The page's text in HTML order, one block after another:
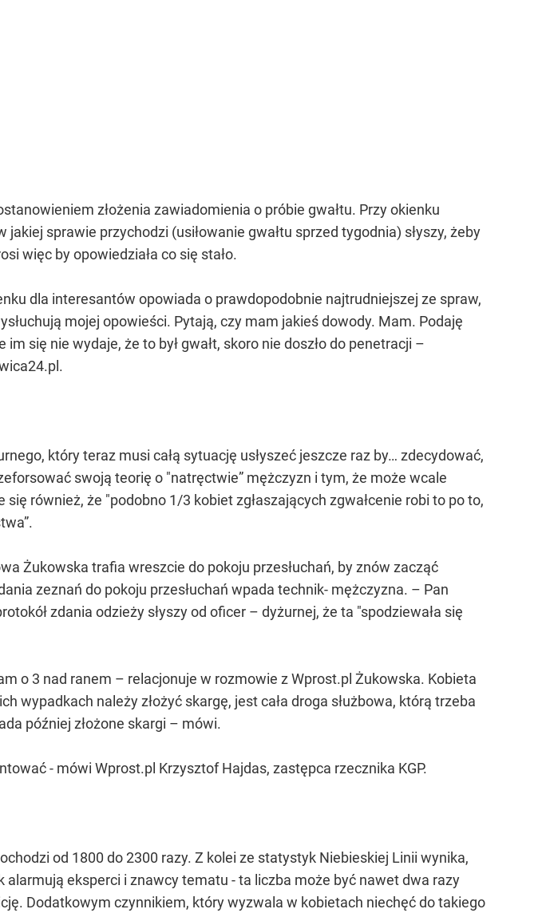
złożenia zawiadomienia o próbie gwałtu. Przy okienku
sprawie przychodzi (usiłowanie gwałtu sprzed tygodnia) słyszy, żeby
więc by opowiedziała co się stało.
dla interesantów opowiada o prawdopodobnie najtrudniejszej ze spraw,
mojej opowieści. Pytają, czy mam jakieś dowody. Mam. Podaję
się nie wydaje, że to był gwałt, skoro nie doszło do penetracji –
który teraz musi całą sytuację usłyszeć jeszcze raz by… zdecydować,
swoją teorię o "natręctwie” mężczyzn i tym, że może wcale
również, że "podobno 1/3 kobiet zgłaszających zgwałcenie robi to po to,
Żukowska trafia wreszcie do pokoju przesłuchań, by znów zacząć
zeznań do pokoju przesłuchań wpada technik- mężczyzna. – Pan
zdania odzieży słyszy od oficer – dyżurnej, że ta "spodziewała się
o 3 nad ranem – relacjonuje w rozmowie z Wprost.pl Żukowska. Kobieta
wypadkach należy złożyć skargę, jest cała droga służbowa, którą trzeba
później złożone skargi – mówi.
- mówi Wprost.pl Krzysztof Hajdas, zastępca rzecznika KGP.
od 1800 do 2300 razy. Z kolei ze statystyk Niebieskiej Linii wynika,
alarmują eksperci i znawcy tematu - ta liczba może być nawet dwa razy
Dodatkowym czynnikiem, który wyzwala w kobietach niechęć do takiego